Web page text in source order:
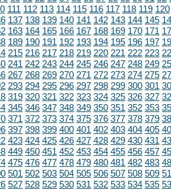
111 112 113 114 115 116 117 118 119 120
137 138 139 140 141 142 143 144 145
163 164 165 166 167 168 169 170 171
189 190 191 192 193 194 195 196 197
215 216 217 218 219 220 221 222 223
241 242 243 244 245 246 247 248 249
267 268 269 270 271 272 273 274 275
293 294 295 296 297 298 299 300 301
319 320 321 322 323 324 325 326 327
345 346 347 348 349 350 351 352 353
371 372 373 374 375 376 377 378 379
397 398 399 400 401 402 403 404 405
423 424 425 426 427 428 429 430 431
449 450 451 452 453 454 455 456 457
475 476 477 478 479 480 481 482 483
501 502 503 504 505 506 507 508 509
527 528 529 530 531 532 533 534 535